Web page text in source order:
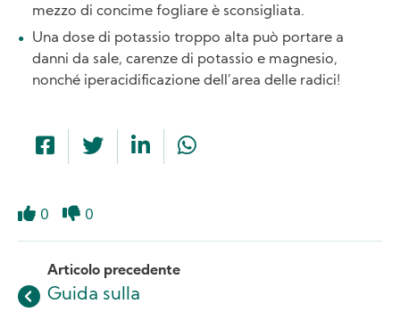
mezzo di concime fogliare è sconsigliata.
Una dose di potassio troppo alta può portare a
danni da sale, carenze di potassio e magnesio,
nonché iperacidificazione dell’area delle radici!
0 0
Articolo precedente
Guida sulla